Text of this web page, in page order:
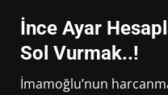
İnce Ayar
Sol Vurmak..!
İmamoğlu’nun